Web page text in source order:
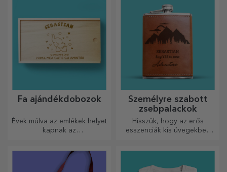
eredeti ajándékokat.
Fa ajándékdobozok
Évek múlva az emlékek helyet
kapnak az
legeredetibb üzenettel.
Személyre szabott
zsebpalackok
Hisszük, hogy az erős
esszenciák kis üvegekben